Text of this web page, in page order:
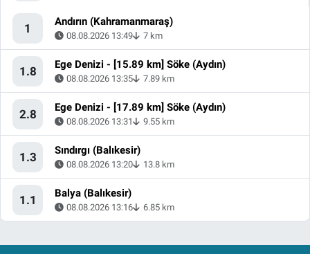
1 Andırın (Kahramanmaraş)
08.08.2026 13:49 7 km
1.8 Ege Denizi - [15.89 km] Söke (Aydın)
08.08.2026 13:35 7.89 km
2.8 Ege Denizi - [17.89 km] Söke (Aydın)
08.08.2026 13:31 9.55 km
1.3 Sındırgı (Balıkesir)
08.08.2026 13:20 13.8 km
1.1 Balya (Balıkesir)
08.08.2026 13:16 6.85 km